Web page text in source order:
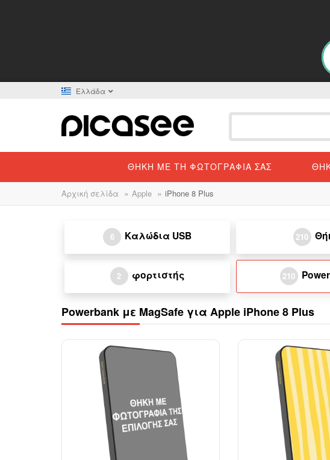
Ελλάδα
ΘΉΚΗ ΜΕ ΤΗ ΦΩΤΟΓΡΑΦΊΑ ΣΑΣ
Αρχική σελίδα » Apple » iPhone 8 Plus
6 Καλώδια USB 210
2 φορτιστής 210
Powerbank με MagSafe για Apple iPhone 8 Plus